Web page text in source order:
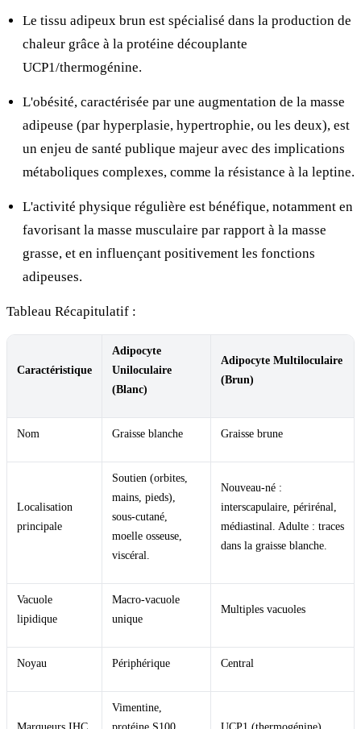
Le tissu adipeux brun est spécialisé dans la production de
chaleur grâce à la protéine découplante
UCP1/thermogénine.
L'obésité, caractérisée par une augmentation de la masse
adipeuse (par hyperplasie, hypertrophie, ou les deux), est
un enjeu de santé publique majeur avec des implications
métaboliques complexes, comme la résistance à la leptine.
L'activité physique régulière est bénéfique, notamment en
favorisant la masse musculaire par rapport à la masse
grasse, et en influençant positivement les fonctions
adipeuses.
Tableau Récapitulatif :
Caractéristique
Adipocyte
Uniloculaire
(Blanc)
Adipocyte Multiloculaire
(Brun)
Nom Graisse blanche Graisse brune
Localisation
principale
Soutien (orbites,
mains, pieds),
sous-cutané,
moelle osseuse,
viscéral.
Nouveau-né :
interscapulaire, périrénal,
médiastinal. Adulte : traces
dans la graisse blanche.
Vacuole
lipidique
Macro-vacuole
unique
Multiples vacuoles
Noyau Périphérique Central
Vimentine,